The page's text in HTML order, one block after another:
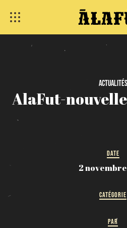
Actualités
AlaFut-
DATE
2
CATÉGORIE
PAR